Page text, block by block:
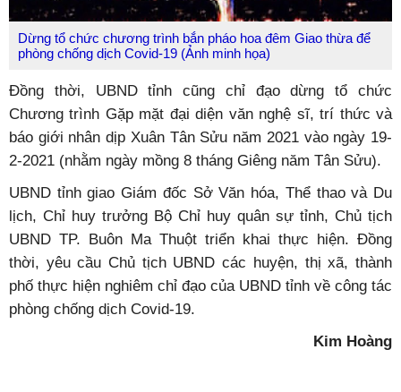
Dừng tổ chức chương trình bắn pháo hoa đêm Giao thừa để
phòng chống dịch Covid-19 (Ảnh minh họa)
Đồng thời, UBND tỉnh cũng chỉ đạo dừng tổ chức
Chương trình Gặp mặt đại diện văn nghệ sĩ, trí thức và
báo giới nhân dịp Xuân Tân Sửu năm 2021 vào ngày 19-
2-2021 (nhằm ngày mồng 8 tháng Giêng năm Tân Sửu).
UBND tỉnh giao Giám đốc Sở Văn hóa, Thể thao và Du
lịch, Chỉ huy trưởng Bộ Chỉ huy quân sự tỉnh, Chủ tịch
UBND TP. Buôn Ma Thuột triển khai thực hiện. Đồng
thời, yêu cầu Chủ tịch UBND các huyện, thị xã, thành
phố thực hiện nghiêm chỉ đạo của UBND tỉnh về công tác
phòng chống dịch Covid-19.
Kim Hoàng